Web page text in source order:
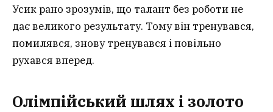
Усик рано зрозумів, що талант без роботи не
дає великого результату. Тому він тренувався,
помилявся, знову тренувався і повільно
рухався вперед.
Олімпійський шлях і золото